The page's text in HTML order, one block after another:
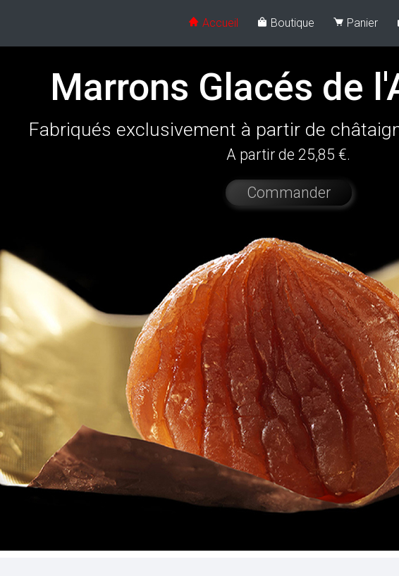
Accueil Boutique Panier
Marrons Glacés de
Fabriqués exclusivement à partir de
A partir de 25,85 €.
Commander